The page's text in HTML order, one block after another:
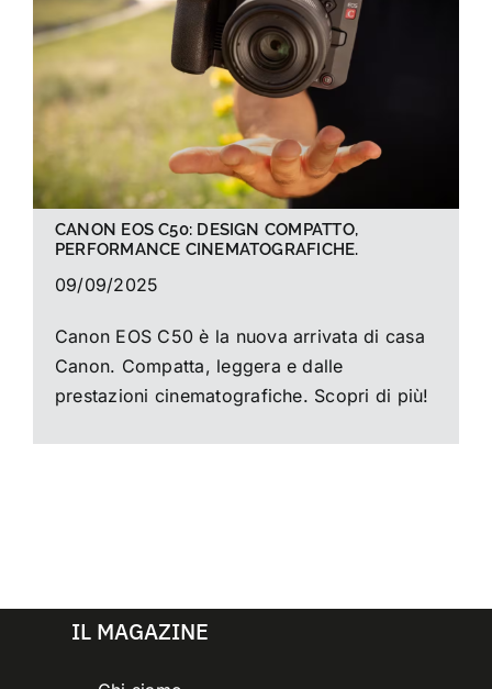
La foto del mese
Guide
Cerca
per:
CANON EOS C50: DESIGN COMPATTO,
PERFORMANCE CINEMATOGRAFICHE.
09/09/2025
Canon EOS C50 è la nuova arrivata di casa
Canon. Compatta, leggera e dalle
prestazioni cinematografiche. Scopri di più!
IL MAGAZINE